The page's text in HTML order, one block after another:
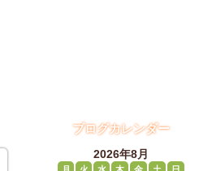
ブログカレンダー
2026年8月